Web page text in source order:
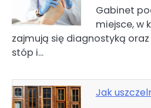
Gabinet
miejsce, w
zajmują się diagnostyką
stóp i…
Jak
Nawigacja
wpisu